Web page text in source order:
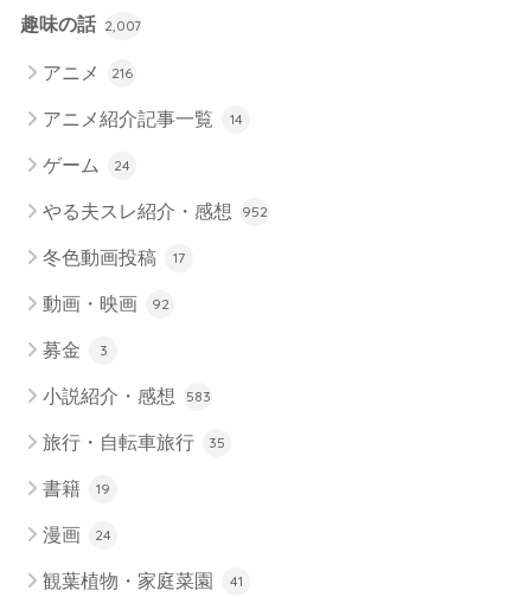
趣味の話 2,007
アニメ 216
アニメ紹介記事一覧 14
ゲーム 24
やる夫スレ紹介・感想 952
冬色動画投稿 17
動画・映画 92
募金 3
小説紹介・感想 583
旅行・自転車旅行 35
書籍 19
漫画 24
観葉植物・家庭菜園 41